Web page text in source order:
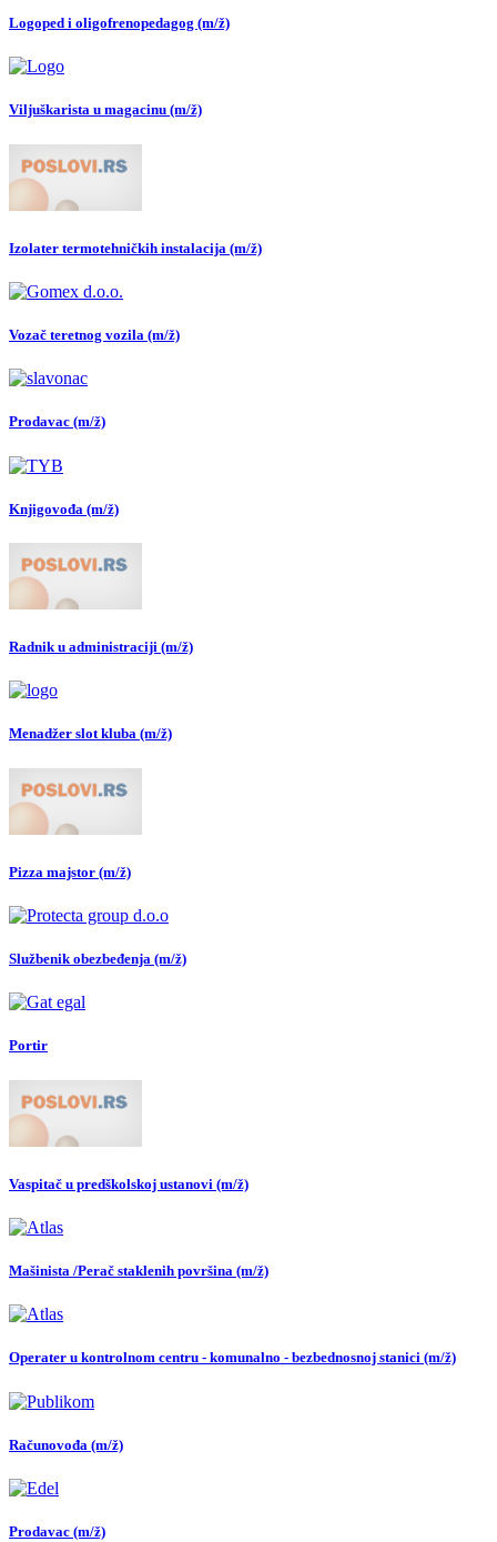
Logoped i oligofrenopedagog (m/ž)
Viljuškarista u magacinu (m/ž)
Izolater termotehničkih instalacija (m/ž)
Vozač teretnog vozila (m/ž)
Prodavac (m/ž)
Knjigovođa (m/ž)
Radnik u administraciji (m/ž)
Menadžer slot kluba (m/ž)
Pizza majstor (m/ž)
Službenik obezbeđenja (m/ž)
Portir
Vaspitač u predškolskoj ustanovi (m/ž)
Mašinista /Perač staklenih površina (m/ž)
Operater u kontrolnom centru - komunalno - bezbednosnoj stanici (m/ž)
Računovođa (m/ž)
Prodavac (m/ž)